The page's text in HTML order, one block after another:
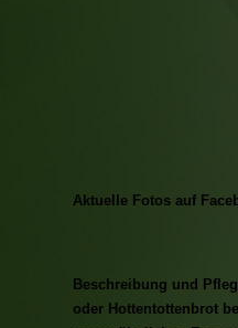
Aktuelle Fotos auf
Beschreibung und
oder Hottentottenbrot